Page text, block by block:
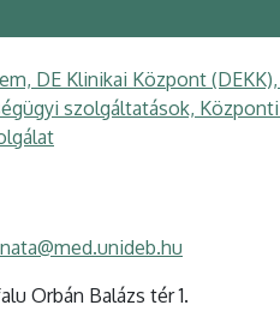
DE Klinikai Központ
szolgáltatások,
Orbán Balázs tér 1.